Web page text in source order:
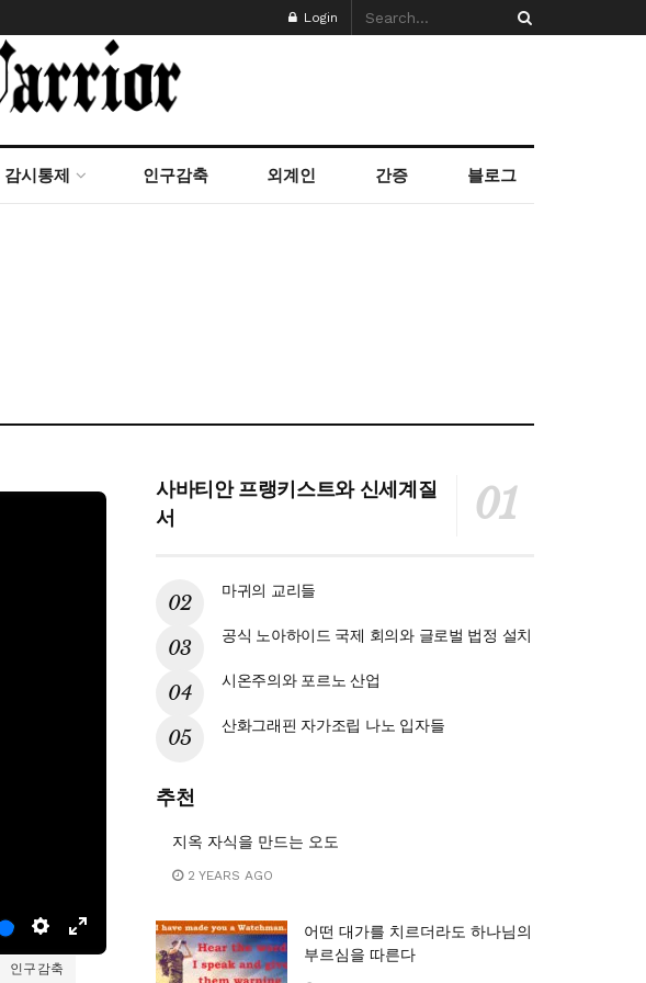
Login
감시통제 인구감축 외계인 간증 블로그
인구감축
사바티안 프랭키스트와 신세계질
서
마귀의 교리들
공식 노아하이드 국제 회의와 글로벌 법정 설치
시온주의와 포르노 산업
산화그래핀 자가조립 나노 입자들
추천
지옥 자식을 만드는 오도
2 YEARS AGO
어떤 대가를 치르더라도 하나님의
부르심을 따른다